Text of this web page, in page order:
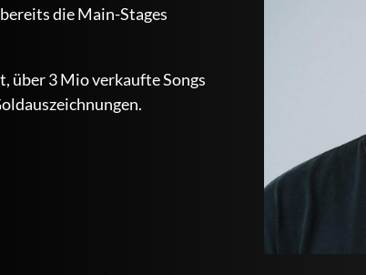
die Main-Stages
über 3 Mio verkaufte Songs